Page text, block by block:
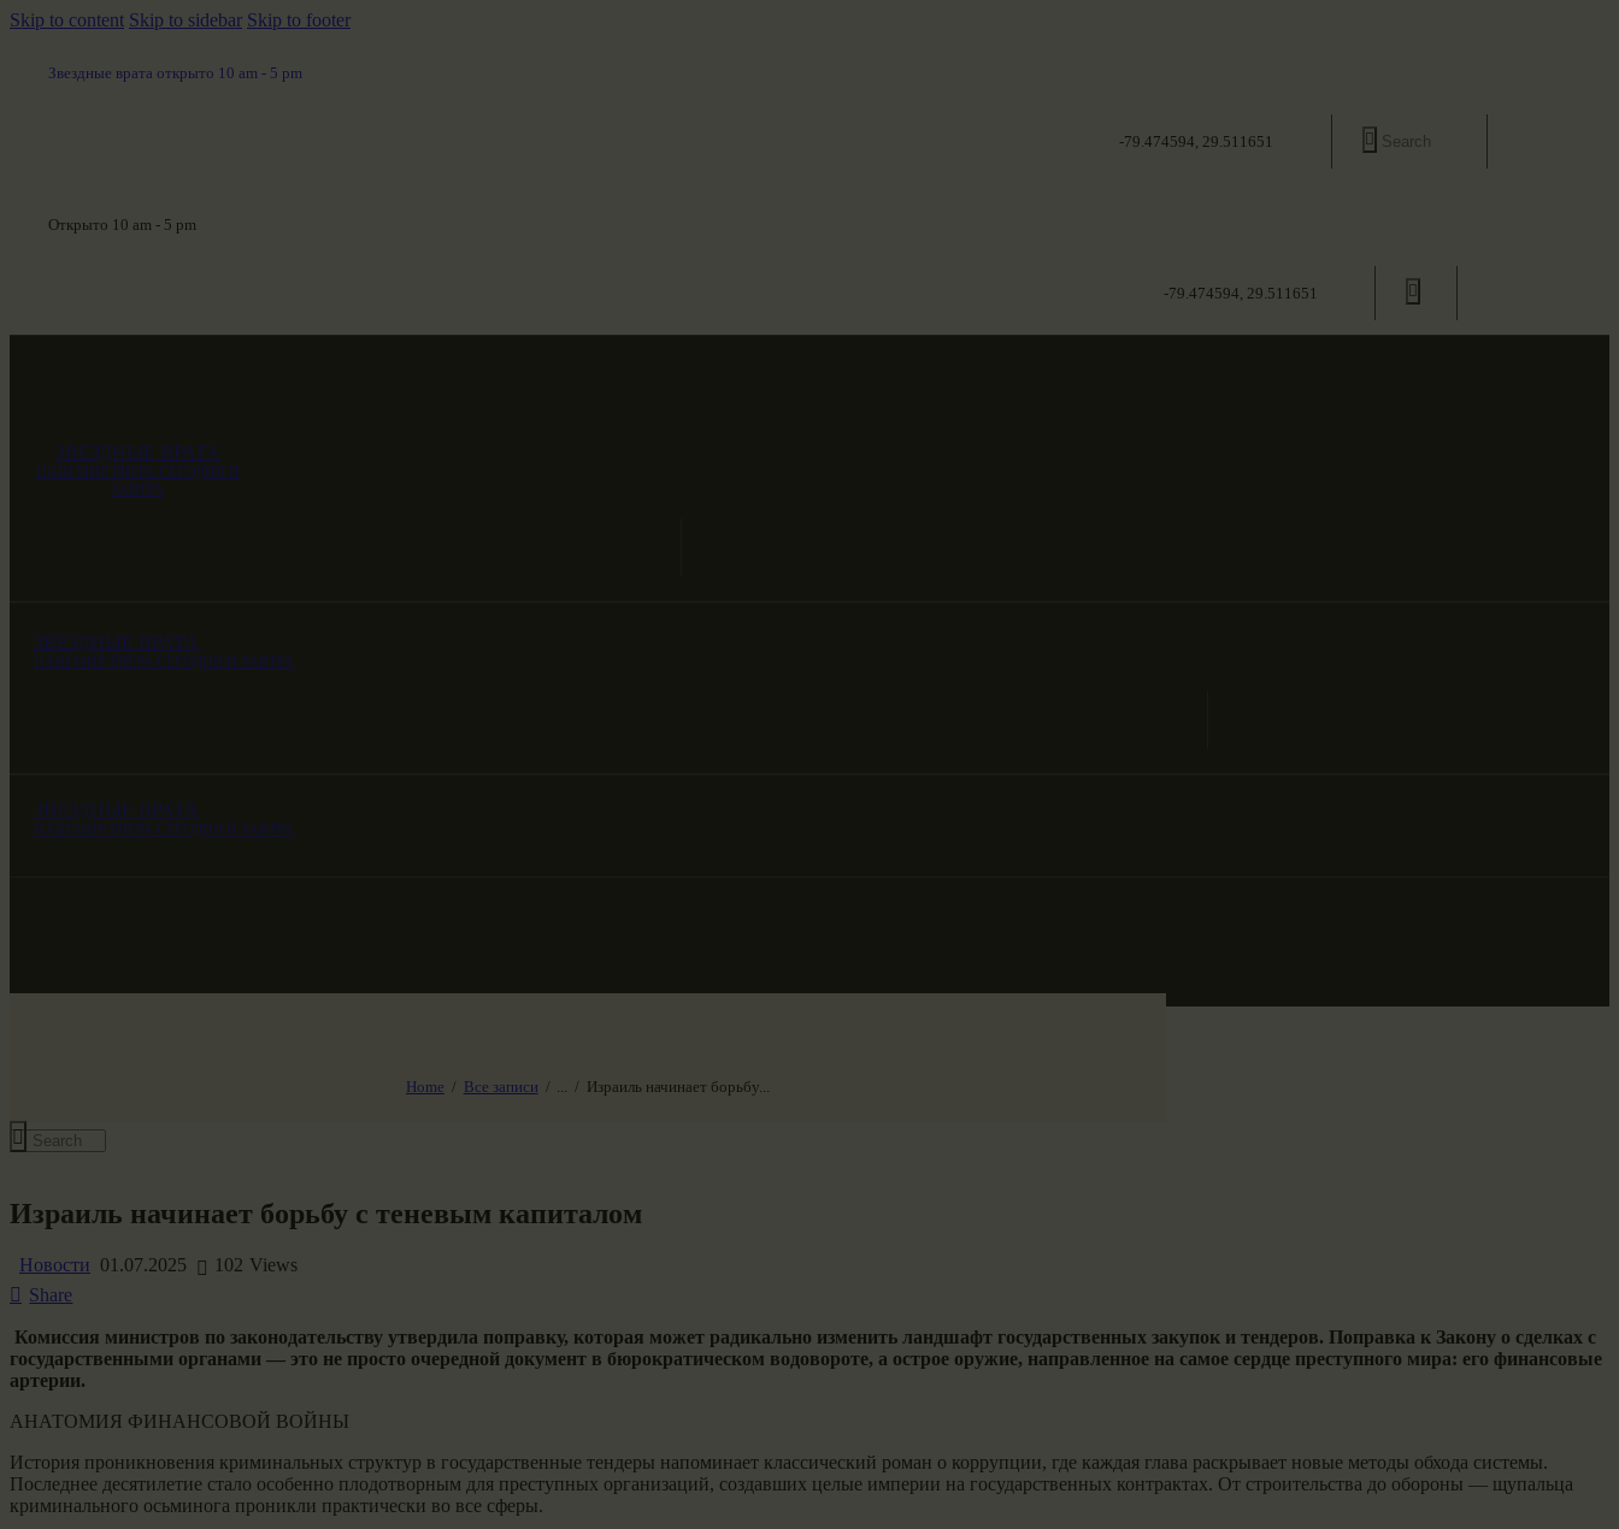
Skip to content Skip to sidebar Skip to footer
Звездные врата открыто 10 am - 5 pm
-79.474594, 29.511651
Открыто 10 am - 5 pm
-79.474594, 29.511651
ЗВЕЗДНЫЕ ВРАТА
НАШ МИР ВЧЕРА СЕГОДНЯ И
ЗАВТРА
ЗВЕЗДНЫЕ ВРАТА
НАШ МИР ВЧЕРА СЕГОДНЯ И ЗАВТРА
ЗВЕЗДНЫЕ ВРАТА
НАШ МИР ВЧЕРА СЕГОДНЯ И ЗАВТРА
Home Все записи ... Израиль начинает борьбу...
Израиль начинает борьбу с теневым капиталом
Новости 01.07.2025 102 Views
Share
Комиссия министров по законодательству утвердила поправку, которая может радикально изменить ландшафт государственных закупок и тендеров. Поправка к Закону о сделках с
государственными органами — это не просто очередной документ в бюрократическом водовороте, а острое оружие, направленное на самое сердце преступного мира: его финансовые
артерии.
АНАТОМИЯ ФИНАНСОВОЙ ВОЙНЫ
История проникновения криминальных структур в государственные тендеры напоминает классический роман о коррупции, где каждая глава раскрывает новые методы обхода системы.
Последнее десятилетие стало особенно плодотворным для преступных организаций, создавших целые империи на государственных контрактах. От строительства до обороны — щупальца
криминального осьминога проникли практически во все сферы.